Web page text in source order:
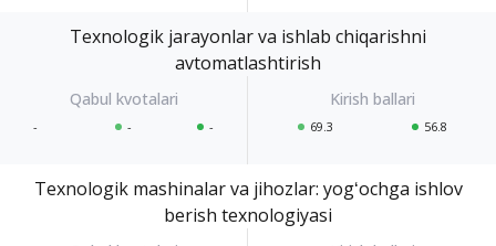
Texnologik jarayonlar va ishlab chiqarishni
avtomatlashtirish
- - - 69.3 56.8
Texnologik mashinalar va jihozlar: yogʻochga ishlov
berish texnologiyasi